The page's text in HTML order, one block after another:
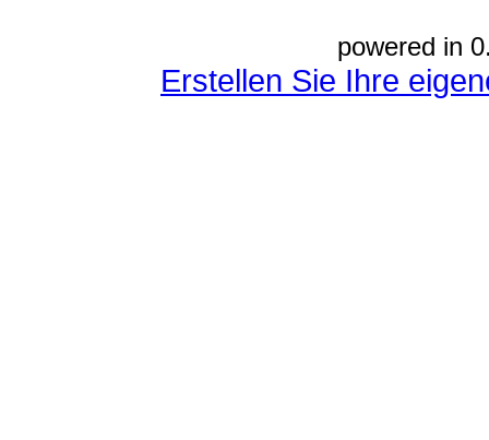
powered in
Erstellen Sie Ihre